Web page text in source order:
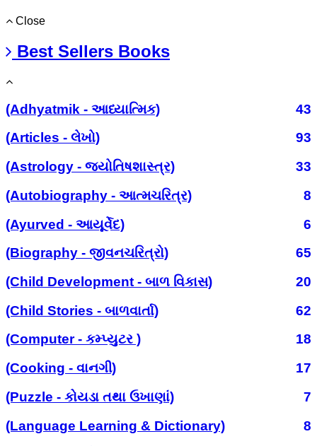
Close
Best Sellers Books
(Adhyatmik - આધ્યાત્મિક)
43
(Articles - લેખો)
93
(Astrology - જ્યોતિષશાસ્ત્ર)
33
(Autobiography - આત્મચરિત્ર)
8
(Ayurved - આયૂર્વેદ)
6
(Biography - જીવનચરિત્રો)
65
(Child Development - બાળ વિકાસ)
20
(Child Stories - બાળવાર્તા)
62
(Computer - કમ્પ્યુટર )
18
(Cooking - વાનગી)
17
(Puzzle - કોયડા તથા ઉખાણાં)
7
(Language Learning & Dictionary)
8